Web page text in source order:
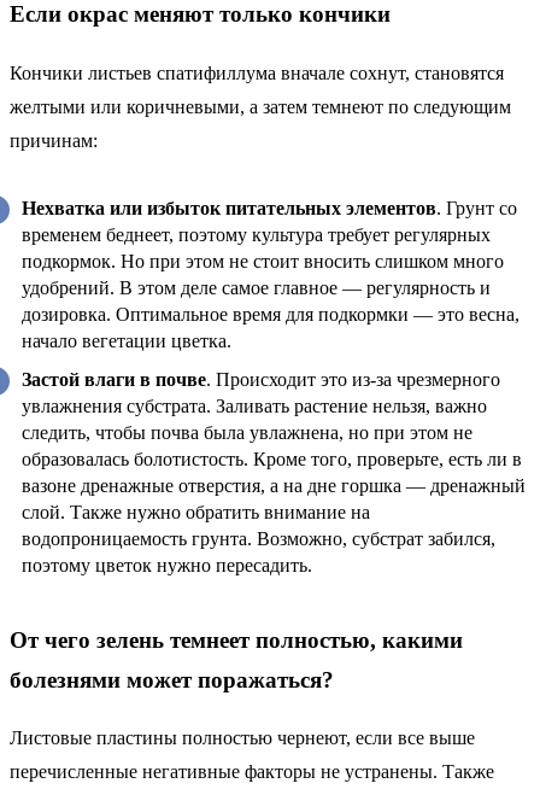
Если окрас меняют только кончики
Кончики листьев спатифиллума вначале сохнут, становятся
желтыми или коричневыми, а затем темнеют по следующим
причинам:
Нехватка или избыток питательных элементов. Грунт со
временем беднеет, поэтому культура требует регулярных
подкормок. Но при этом не стоит вносить слишком много
удобрений. В этом деле самое главное — регулярность и
дозировка. Оптимальное время для подкормки — это весна,
начало вегетации цветка.
Застой влаги в почве. Происходит это из-за чрезмерного
увлажнения субстрата. Заливать растение нельзя, важно
следить, чтобы почва была увлажнена, но при этом не
образовалась болотистость. Кроме того, проверьте, есть ли в
вазоне дренажные отверстия, а на дне горшка — дренажный
слой. Также нужно обратить внимание на
водопроницаемость грунта. Возможно, субстрат забился,
поэтому цветок нужно пересадить.
От чего зелень темнеет полностью, какими
болезнями может поражаться?
Листовые пластины полностью чернеют, если все выше
перечисленные негативные факторы не устранены. Также